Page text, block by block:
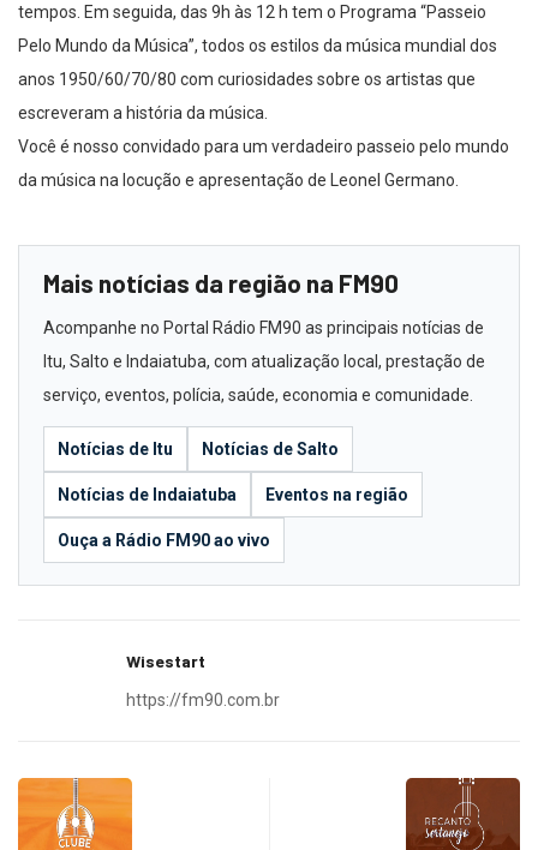
tempos. Em seguida, das 9h às 12 h tem o Programa “Passeio
Pelo Mundo da Música”, todos os estilos da música mundial dos
anos 1950/60/70/80 com curiosidades sobre os artistas que
escreveram a história da música.
Você é nosso convidado para um verdadeiro passeio pelo mundo
da música na locução e apresentação de Leonel Germano.
Mais notícias da região na FM90
Acompanhe no Portal Rádio FM90 as principais notícias de
Itu, Salto e Indaiatuba, com atualização local, prestação de
serviço, eventos, polícia, saúde, economia e comunidade.
Notícias de Itu Notícias de Salto
Notícias de Indaiatuba Eventos na região
Ouça a Rádio FM90 ao vivo
Wisestart
https://fm90.com.br